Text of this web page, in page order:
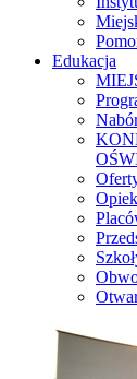
Edukacja